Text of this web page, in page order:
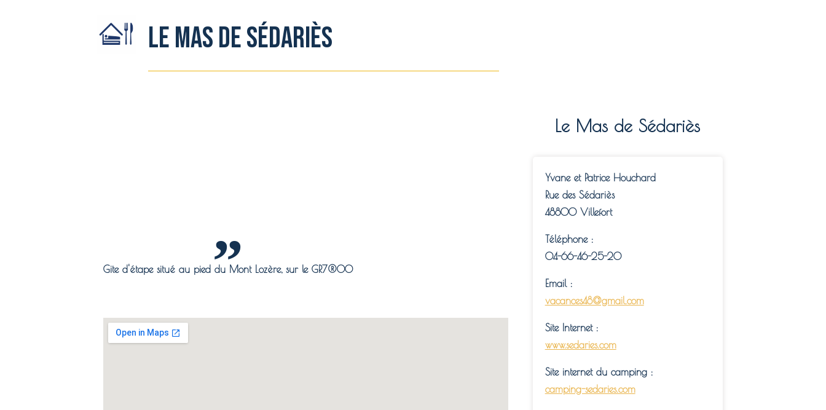
Le Mas de Sédariès
Gite d'étape situé au pied du Mont Lozère, sur le GR7®00
Le Mas de Sédariès​
Yvane et Patrice Houchard
Rue des Sédariès
48800 Villefort
Téléphone :
04-66-46-25-20
Email :
vacances48@gmail.com
Site Internet :
www.sedaries.com
Site internet du camping :
camping-sedaries.com